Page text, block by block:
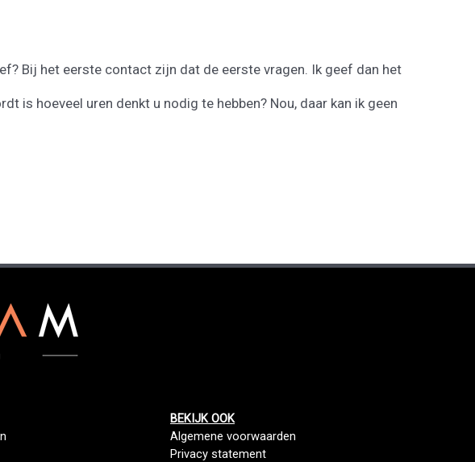
Bij het eerste contact zijn dat de eerste vragen. Ik geef dan het
hoeveel uren denkt u nodig te hebben? Nou, daar kan ik geen
BEKIJK OOK
Algemene voorwaarden
Privacy statement